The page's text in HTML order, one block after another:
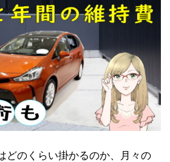
どのくらい掛かるのか、月々の